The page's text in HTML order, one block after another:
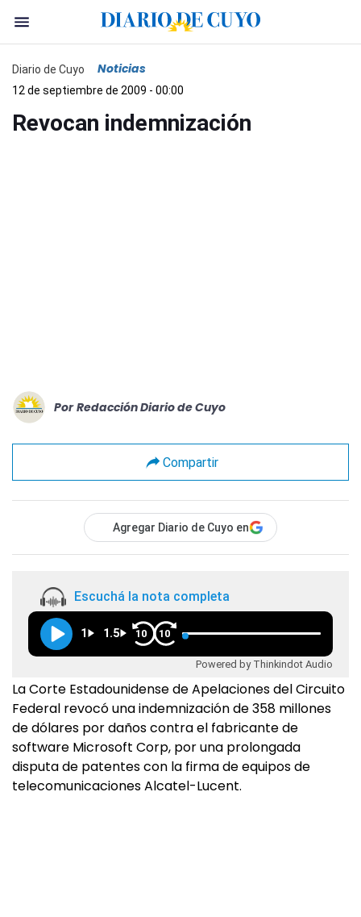
Diario de Cuyo Noticias
12 de septiembre de 2009 - 00:00
Revocan indemnización
Por Redacción Diario de Cuyo
Compartir
Agregar Diario de Cuyo en
Escuchá la nota completa
1 1.5 10 10
Powered by Thinkindot Audio
La Corte Estadounidense de Apelaciones del Circuito
Federal revocó una indemnización de 358 millones
de dólares por daños contra el fabricante de
software Microsoft Corp, por una prolongada
disputa de patentes con la firma de equipos de
telecomunicaciones Alcatel-Lucent.